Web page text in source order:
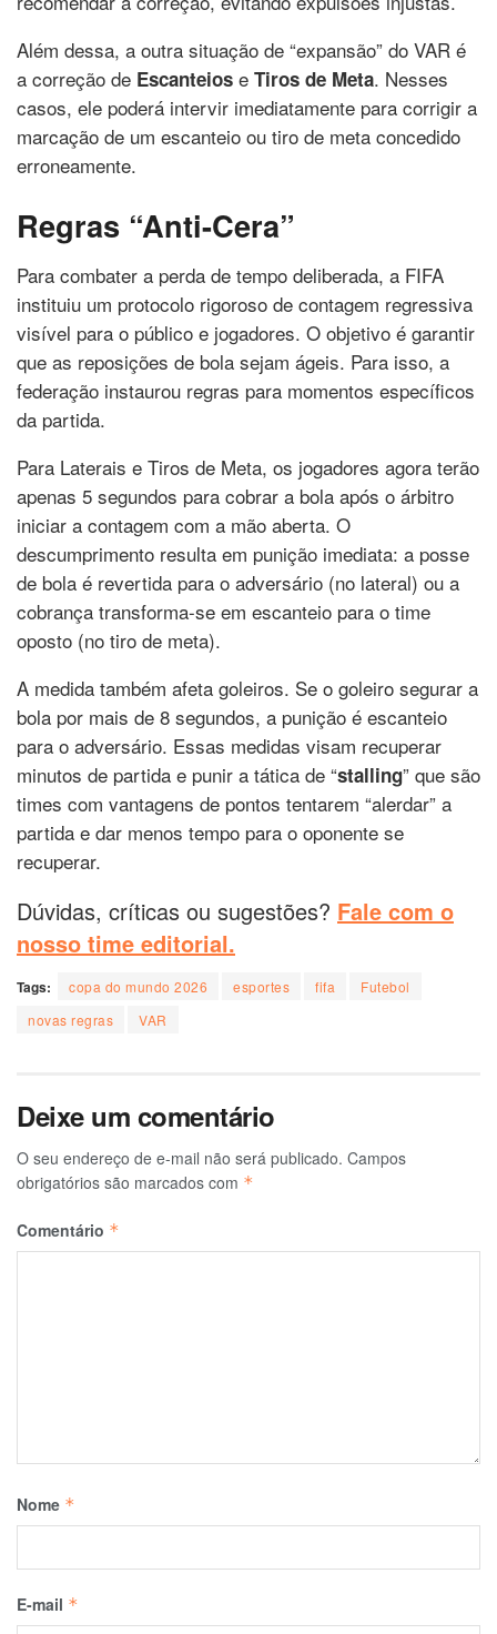
Além dessa, a outra situação de “expansão” do VAR é
a correção de Escanteios e Tiros de Meta. Nesses
casos, ele poderá intervir imediatamente para corrigir a
marcação de um escanteio ou tiro de meta concedido
erroneamente.
Regras “Anti-Cera”
Para combater a perda de tempo deliberada, a FIFA
instituiu um protocolo rigoroso de contagem regressiva
visível para o público e jogadores. O objetivo é garantir
que as reposições de bola sejam ágeis. Para isso, a
federação instaurou regras para momentos específicos
da partida.
Para Laterais e Tiros de Meta, os jogadores agora terão
apenas 5 segundos para cobrar a bola após o árbitro
iniciar a contagem com a mão aberta. O
descumprimento resulta em punição imediata: a posse
de bola é revertida para o adversário (no lateral) ou a
cobrança transforma-se em escanteio para o time
oposto (no tiro de meta).
A medida também afeta goleiros. Se o goleiro segurar a
bola por mais de 8 segundos, a punição é escanteio
para o adversário. Essas medidas visam recuperar
minutos de partida e punir a tática de “stalling” que são
times com vantagens de pontos tentarem “alerdar” a
partida e dar menos tempo para o oponente se
recuperar.
Dúvidas, críticas ou sugestões? Fale com o
nosso time editorial.
Tags: copa do mundo 2026 esportes fifa
Futebol
novas regras
VAR
Deixe um comentário
O seu endereço de e-mail não será publicado. Campos
obrigatórios são marcados com *
Comentário *
Nome *
E-mail *